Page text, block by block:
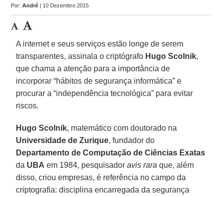
Por:André | 10 Dezembro 2015
A internet e seus serviços estão longe de serem
transparentes, assinala o criptógrafo Hugo Scolnik,
que chama a atenção para a importância de
incorporar “hábitos de segurança informática” e
procurar a “independência tecnológica” para evitar
riscos.
Hugo Scolnik, matemático com doutorado na
Universidade de Zurique, fundador do
Departamento de Computação de Ciências Exatas
da UBA em 1984, pesquisadoravis rara que, além
disso, criou empresas, é referência no campo da
criptografia: disciplina encarregada da segurança